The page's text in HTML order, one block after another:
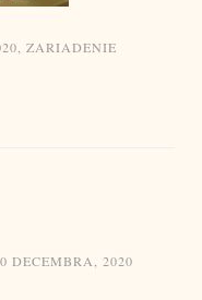
, ZARIADENIE
DECEMBRA, 2020